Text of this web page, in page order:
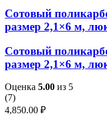
Сотовый
размер 2,1×6 м,
Сотовый
размер 2,1×6 м,
Оценка 5.00 из 5
(7)
4,850.00 ₽